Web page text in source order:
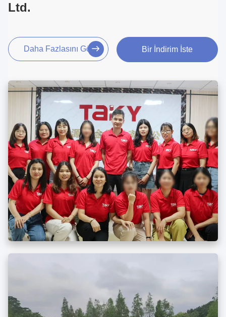
Ltd.
Daha Fazlasını Gör Bir İndirim İste